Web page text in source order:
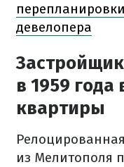
девелопера
в 1959
квартиры
из Мелитополя